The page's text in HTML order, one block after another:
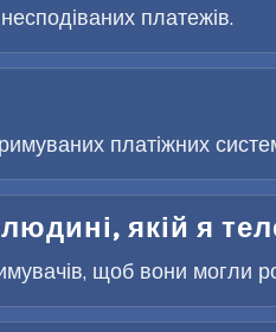
платежів.
платіжних
якій я
щоб вони могли